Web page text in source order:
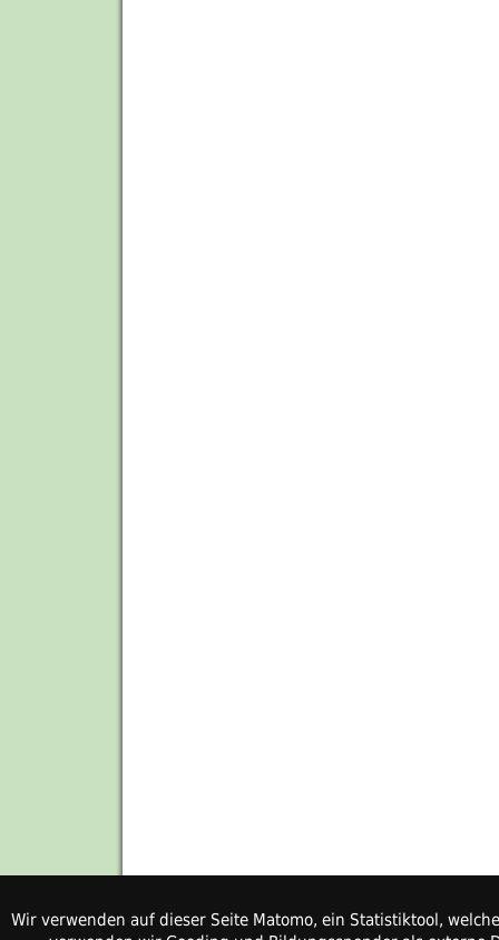
Wir verwenden auf dieser Seite Matomo, ein Statistiktool,